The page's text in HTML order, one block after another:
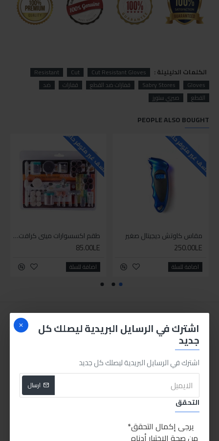
اشترك في الرسايل البريدية ليصلك كل
جديد
اشترك في الرسايل البريدية ليصلك كل جديد
ارسال
التحقق
يرجى إكمال التحقق
من صحة الاختبار أدناه
الكلمات الدليليلة : Cut Resistant Gloves
Cut
Resistant
Gloves
Sabry Stores قفازات ضد القطع قفازات
ضد
القطع
صبري ستورز
PEOPLE ALSO BOUGHT
للاسف غير متوفر حاليا
مقاس كاوتش ديجيتال صغير
250.00LE
اضافة للسلة
للاسف غير متوفر حاليا
طقم اكسسوارات ميني كرافت 105 قطعة
85.00LE
اضافة للسلة